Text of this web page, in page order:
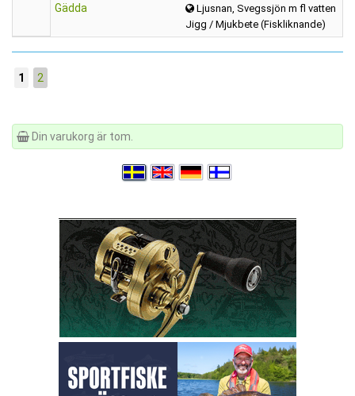
Gädda
Ljusnan, Svegssjön m fl vatten
Jigg / Mjukbete (Fiskliknande)
1 2
Din varukorg är tom.